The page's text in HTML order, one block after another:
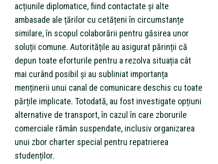
acțiunile diplomatice, fiind contactate și alte
ambasade ale țărilor cu cetățeni în circumstanțe
similare, în scopul colaborării pentru găsirea unor
soluții comune. Autoritățile au asigurat părinții că
depun toate eforturile pentru a rezolva situația cât
mai curând posibil și au subliniat importanța
menținerii unui canal de comunicare deschis cu toate
părțile implicate. Totodată, au fost investigate opțiuni
alternative de transport, în cazul în care zborurile
comerciale rămân suspendate, inclusiv organizarea
unui zbor charter special pentru repatrierea
studenților.